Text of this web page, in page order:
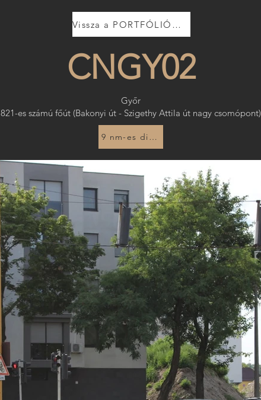
Vissza a PORTFÓLIÓHOZ
CNGY02
Győr
821-es számú főút (Bakonyi út - Szigethy Attila út nagy csomópont)
9 nm-es digitális